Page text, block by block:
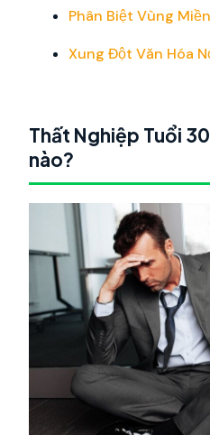
Phân Biệt Vùng
Xung Đột Văn Hóa
Thất Nghiệp Tuổi
nào?